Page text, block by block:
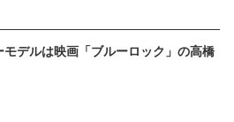
デルは映画「ブルーロック」の高橋